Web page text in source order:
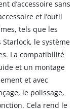
d’accessoire sans
et l’outil
tels que les
le système
La compatibilité
et un montage
et avec
le polissage,
Cela rend le